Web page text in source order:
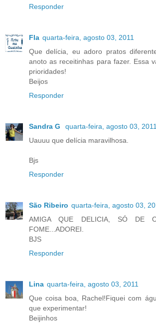
Responder
Fla quarta-feira, agosto 03, 2011
Que delícia, eu adoro pratos
anoto as receitinhas para fazer. Essa
prioridades!
Beijos
Responder
Sandra G
quarta-feira, agosto 03,
Uauuu que delícia maravilhosa.
Bjs
Responder
São Ribeiro quarta-feira, agosto 03,
AMIGA QUE DELICIA, SÓ DE
FOME...ADOREI.
BJS
Responder
Lina quarta-feira, agosto 03, 2011
Que coisa boa, Rachel!Fiquei com
que experimentar!
Beijinhos